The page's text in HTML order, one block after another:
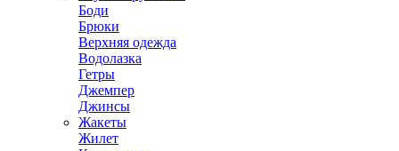
Боди
Брюки
Верхняя одежда
Водолазка
Гетры
Джемпер
Джинсы
Жакеты
Жилет